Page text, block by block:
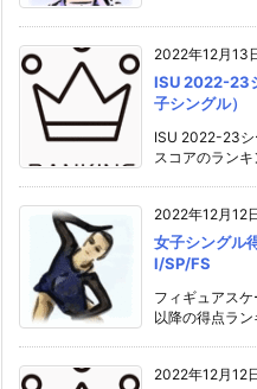
2022年12月13
ISU 2022-23
子シングル）
ISU 2022-23シ
スコアのランキ
2022年12月12
女子シングル
l/SP/FS
フィギュアス
以降の得点ラ
2022年12月12